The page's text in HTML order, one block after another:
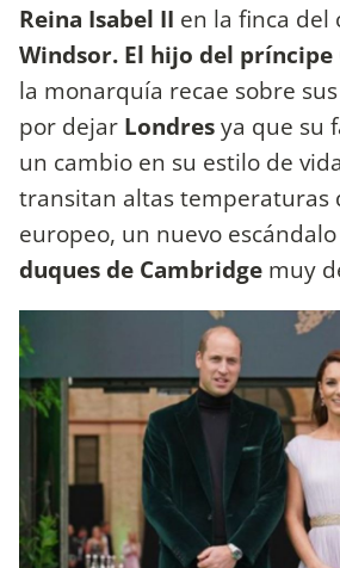
Reina Isabel II en la finca del
Windsor. El hijo del príncipe
la monarquía recae sobre
por dejar Londresya que su
un cambio en su estilo de
transitan altas temperaturas
europeo, un nuevo
duques de Cambridge muy